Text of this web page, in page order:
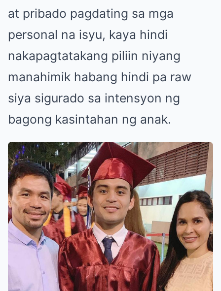
at pribado pagdating sa mga
personal na isyu, kaya hindi
nakapagtatakang piliin niyang
manahimik habang hindi pa raw
siya sigurado sa intensyon ng
bagong kasintahan ng anak.